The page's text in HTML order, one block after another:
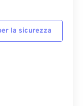
la sicurezza